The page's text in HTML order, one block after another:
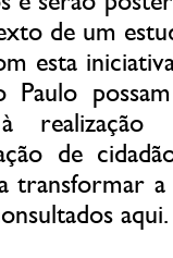
de um
esta
Paulo
à
de
transformar a
aqui.